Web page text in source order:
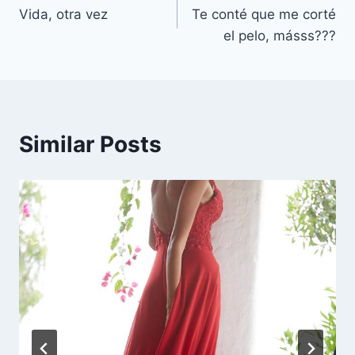
de
Vida, otra vez
Te conté que me corté
el pelo, másss???
Similar Posts